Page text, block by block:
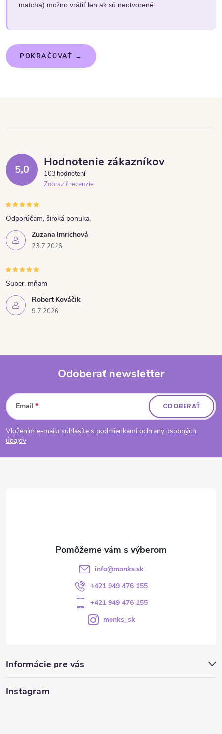
matcha) možno vrátiť len ak sú neotvorené.
POKRAČOVAŤ →
5,0
Hodnotenie zákazníkov
103 hodnotení
Zobraziť recenzie
Zuzana Imrichová
23.7.2026
Odporúčam, široká ponuka.
Robert Kováčik
9.7.2026
Super, mňam
Zápätie
Odoberať newsletter
Email
Vložením e-mailu súhlasíte s podmienkami ochrany osobných
údajov
ODOBERAŤ
Informácie pre vás
info@monks.sk
+421 949 476 155
+421 949 476 155
monks_sk
Instagram